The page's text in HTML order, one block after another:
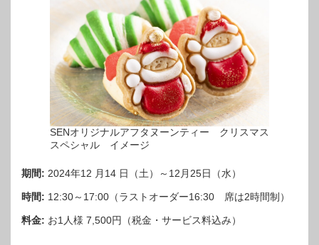
SENオリジナルアフタヌーンティー クリスマス
スペシャル イメージ
期間: 2024年12 月14 日（土）～12月25日（水）
時間: 12:30～17:00（ラストオーダー16:30 席は2時間制）
料金: お1人様 7,500円（税金・サービス料込み）